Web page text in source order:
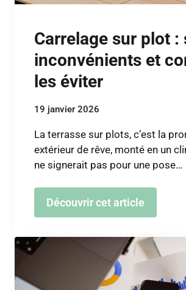
Carrelage sur plot :
inconvénients et
les éviter
19 janvier 2026
La terrasse sur plots, c’est la
extérieur de rêve, monté en un
ne signerait pas pour une pose…
Découvrir cet article